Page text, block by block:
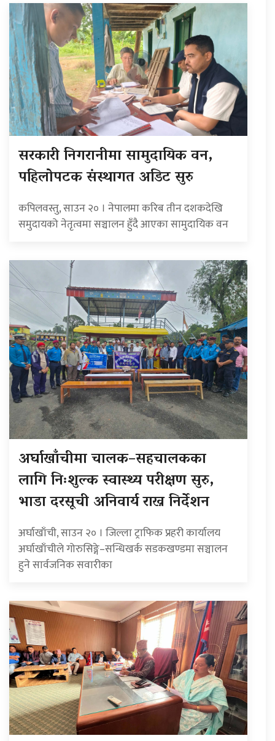
सरकारी निगरानीमा सामुदायिक वन,
पहिलोपटक संस्थागत अडिट सुरु
कपिलवस्तु, साउन २० । नेपालमा करिब तीन दशकदेखि
समुदायको नेतृत्वमा सञ्चालन हुँदै आएका सामुदायिक वन
अर्घाखाँचीमा चालक–सहचालकका
लागि निःशुल्क स्वास्थ्य परीक्षण सुरु,
भाडा दरसूची अनिवार्य राख्न निर्देशन
अर्घाखाँची, साउन २० । जिल्ला ट्राफिक प्रहरी कार्यालय
अर्घाखाँचीले गोरुसिङ्गे–सन्धिखर्क सडकखण्डमा सञ्चालन
हुने सार्वजनिक सवारीका